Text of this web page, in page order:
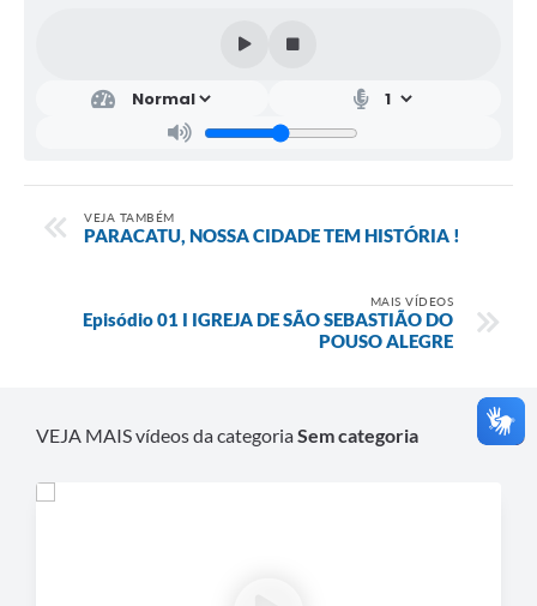
VEJA TAMBÉM
PARACATU, NOSSA CIDADE TEM HISTÓRIA !
MAIS VÍDEOS
Episódio 01 I IGREJA DE SÃO SEBASTIÃO DO
POUSO ALEGRE
VEJA MAIS vídeos da categoriaSem categoria